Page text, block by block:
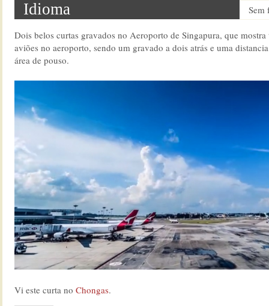
Idioma Sem
Dois belos curtas gravados no Aeroporto de Singapura, que
aviões no aeroporto, sendo um gravado a dois atrás e uma
área de pouso.
Vi este curta no Chongas.